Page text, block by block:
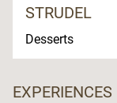
STRUDEL
Desserts
EXPERIENCES